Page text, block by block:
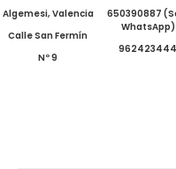
Algemesi, Valencia
Calle San Fermín
Nº 9
650390887
WhatsApp)
962423444